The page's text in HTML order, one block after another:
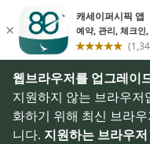
웹브라우저를 업그레이
지원하지 않는 브라우저
화하기 위해 최신 브라
니다. 지원하는 브라우